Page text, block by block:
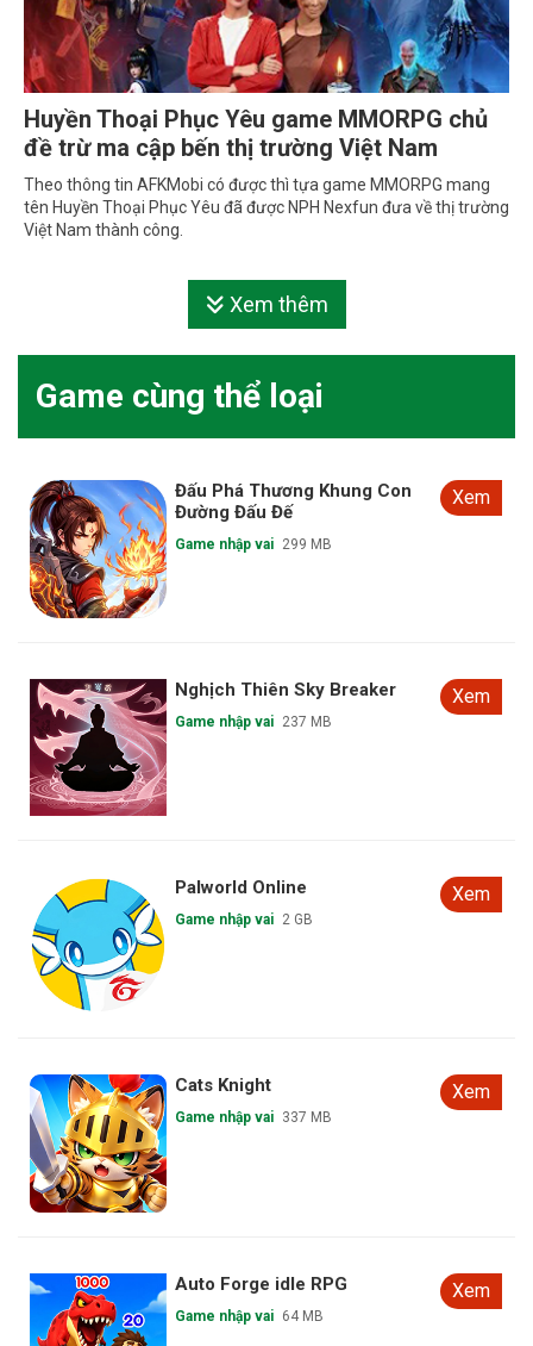
Huyền Thoại Phục Yêu game MMORPG chủ
đề trừ ma cập bến thị trường Việt Nam
Theo thông tin AFKMobi có được thì tựa game MMORPG mang
tên Huyền Thoại Phục Yêu đã được NPH Nexfun đưa về thị trường
Việt Nam thành công.
Xem thêm
Game cùng thể loại
Đấu Phá Thương Khung Con
Đường Đấu Đế
Game nhập vai 299 MB
Xem
Nghịch Thiên Sky Breaker
Game nhập vai 237 MB
Xem
Palworld Online
Game nhập vai 2 GB
Xem
Cats Knight
Game nhập vai 337 MB
Xem
Auto Forge idle RPG
Game nhập vai 64 MB
Xem